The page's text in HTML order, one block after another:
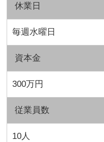
休業日
毎週水曜日
資本金
300万円
従業員数
10人